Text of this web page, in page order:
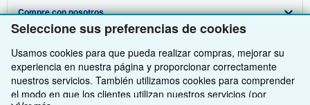
Seleccione sus preferencias de cookies
Usamos cookies para que pueda realizar compras, mejorar su
experiencia en nuestra página y proporcionar correctamente
nuestros servicios. También utilizamos cookies para comprender
el modo en que los clientes utilizan nuestros servicios (por
Compre con nosotros
Colecciones
Mi cuenta
Comenzar a vender
Únase a nuestro programa de afiliados
Sobre nosotros
Sobre IberLibro
Obtener Ayuda